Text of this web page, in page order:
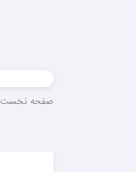
صفحه نخست